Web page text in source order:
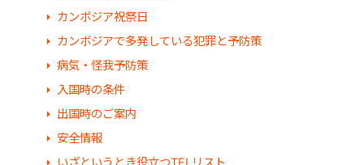
カンボジア祝祭日
カンボジアで多発している犯罪と予防策
病気・怪我予防策
入国時の条件
出国時のご案内
安全情報
いざというとき役立つTELリスト
ボジア